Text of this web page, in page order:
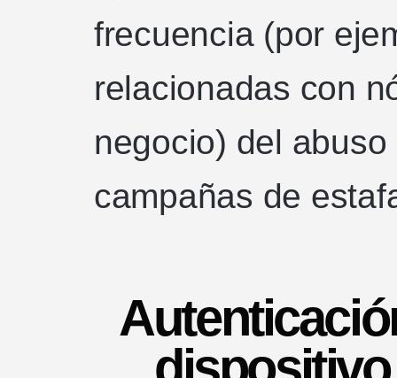
frecuencia (por
relacionadas con
negocio) del
campañas de